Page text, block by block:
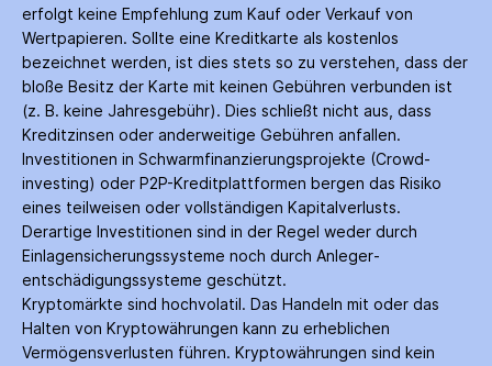
erfolgt keine Empfehlung zum Kauf oder Verkauf von
Wertpapieren. Sollte eine Kreditkarte als kostenlos
bezeichnet werden, ist dies stets so zu verstehen, dass der
bloße Besitz der Karte mit keinen Gebühren verbunden ist
(z. B. keine Jahres­gebühr). Dies schließt nicht aus, dass
Kredit­zinsen oder anderweitige Gebühren anfallen.
Investitionen in Schwarm­finanzierungs­projekte (Crowd­
investing) oder P2P-Kredit­plattformen bergen das Risiko
eines teilweisen oder vollständigen Kapitalverlusts.
Derartige Investitionen sind in der Regel weder durch
Einlagen­sicherungs­systeme noch durch Anleger­
entschädigungs­systeme geschützt.
Kryptomärkte sind hochvolatil. Das Handeln mit oder das
Halten von Krypto­währungen kann zu erheblichen
Vermögensverlusten führen. Krypto­währungen sind kein